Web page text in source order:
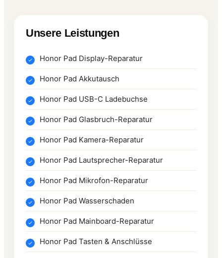
Unsere Leistungen
Honor Pad Display-Reparatur
Honor Pad Akkutausch
Honor Pad USB-C Ladebuchse
Honor Pad Glasbruch-Reparatur
Honor Pad Kamera-Reparatur
Honor Pad Lautsprecher-Reparatur
Honor Pad Mikrofon-Reparatur
Honor Pad Wasserschaden
Honor Pad Mainboard-Reparatur
Honor Pad Tasten & Anschlüsse